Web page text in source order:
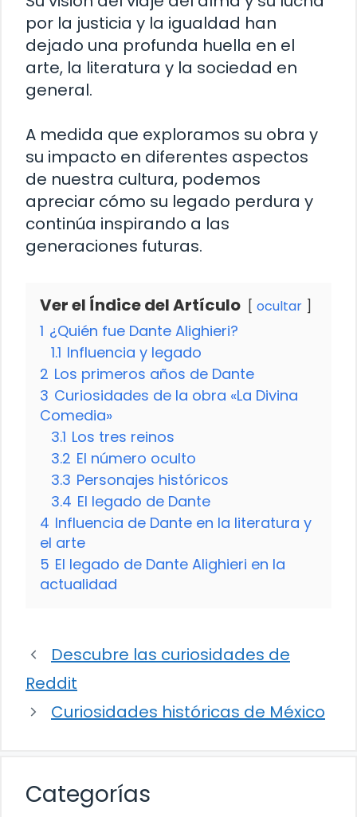
por la justicia y la igualdad han
dejado una profunda huella en el
arte, la literatura y la sociedad en
general.
A medida que exploramos su obra y
su impacto en diferentes aspectos
de nuestra cultura, podemos
apreciar cómo su legado perdura y
continúa inspirando a las
generaciones futuras.
Ver el Índice del Artículo ocultar
1 ¿Quién fue Dante Alighieri?
1.1 Influencia y legado
2 Los primeros años de Dante
3 Curiosidades de la obra «La Divina
Comedia»
3.1 Los tres reinos
3.2 El número oculto
3.3 Personajes históricos
3.4 El legado de Dante
4 Influencia de Dante en la literatura y
el arte
5 El legado de Dante Alighieri en la
actualidad
Descubre las curiosidades de
Reddit
Curiosidades históricas de México
Categorías